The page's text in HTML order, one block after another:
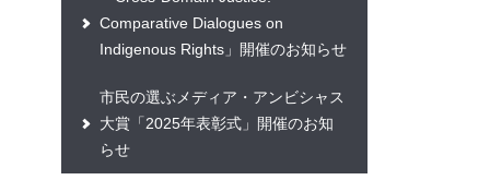
Comparative Dialogues on
Indigenous Rights」開催のお知らせ
市民の選ぶメディア・アンビシャス
大賞「2025年表彰式」開催のお知
らせ